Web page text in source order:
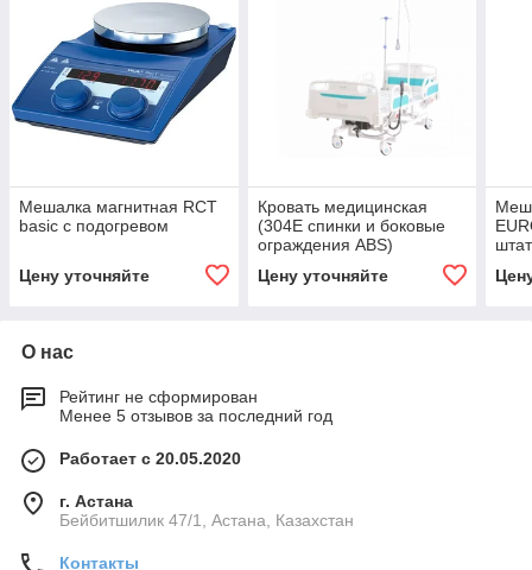
Мешалка магнитная RCT
basiс с подогревом
Цену уточняйте
Кровать медицинская
(304E спинки и боковые
ограждения ABS)
Цену уточняйте
О нас
Рейтинг не сформирован
Менее 5 отзывов за последний год
Работает с 20.05.2020
г. Астана
Бейбитшилик 47/1, Астана, Казахстан
Контакты